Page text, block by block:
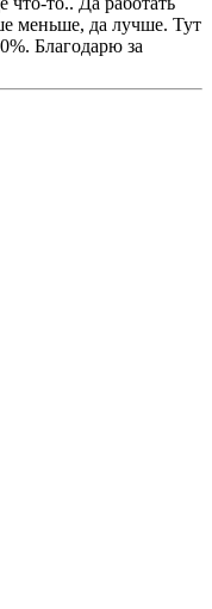
меньше, да лучше. Тут
Благодарю за